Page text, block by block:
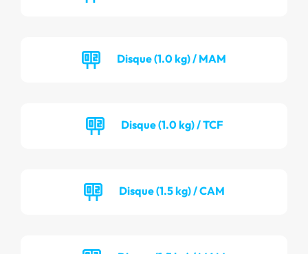
Disque (1.0 kg) / MAM
Disque (1.0 kg) / TCF
Disque (1.5 kg) / CAM